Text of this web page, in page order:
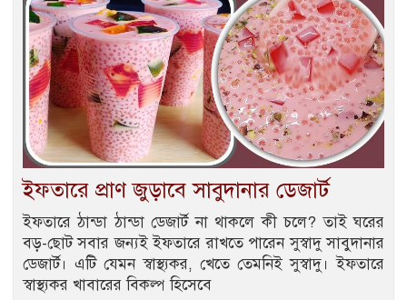
ইফতারে প্রাণ জুড়াবে সাবুদানার ডেজার্ট
ইফতারে ঠান্ডা ঠান্ডা ডেজার্ট না থাকলে কী চলে? তাই ঘরের
বড়-ছোট সবার জন্যই ইফতারে রাখতে পারেন সুস্বাদু সাবুদানার
ডেজার্ট। এটি যেমন স্বাস্থ্যকর, খেতে তেমনিই সুস্বাদু। ইফতারে
স্বাস্থ্যকর খাবারের বিকল্প হিসেবে